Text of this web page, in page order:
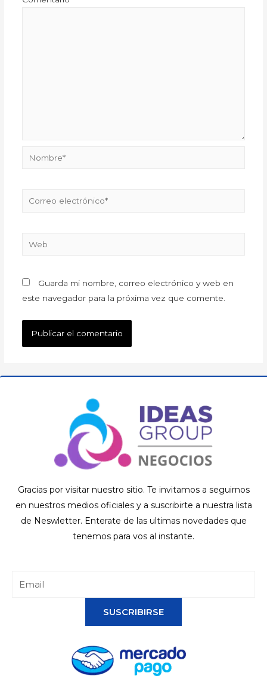
Guarda mi nombre, correo electrónico y web en
este navegador para la próxima vez que comente.
Gracias por visitar nuestro sitio. Te invitamos a seguirnos
en nuestros medios oficiales y a suscribirte a nuestra lista
de Neswletter. Enterate de las ultimas novedades que
tenemos para vos al instante.
SUSCRIBIRSE